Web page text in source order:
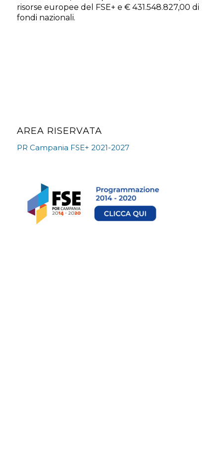
risorse europee del FSE+ e € 431.548.827,00 di
fondi nazionali.
AREA RISERVATA
PR Campania FSE+ 2021-2027